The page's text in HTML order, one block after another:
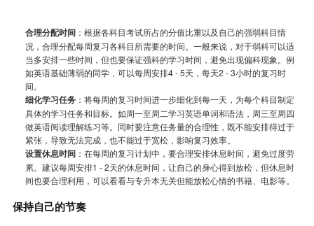
合理分配时间：根据各科目考试所占的分值比重以及自己的强弱科目情
况，合理分配每周复习各科目所需要的时间。一般来说，对于弱科可以适
当多安排一些时间，但也要保证强科的学习时间，避免出现偏科现象。例
如英语基础薄弱的同学，可以每周安排4 - 5天，每天2 - 3小时的复习时
间。
细化学习任务：将每周的复习时间进一步细化到每一天，为每个科目制定
具体的学习任务和目标。如周一至周二学习英语单词和语法，周三至周四
做英语阅读理解练习等。同时要注意任务量的合理性，既不能安排得过于
紧张，导致无法完成，也不能过于宽松，影响复习效率。
设置休息时间：在每周的复习计划中，要合理安排休息时间，避免过度劳
累。建议每周安排1 - 2天的休息时间，让自己的身心得到放松，但休息时
间也要合理利用，可以看看与专升本无关但能放松心情的书籍、电影等。
保持自己的节奏